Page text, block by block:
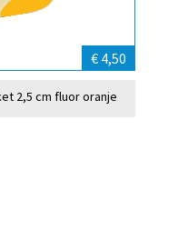
€ 4,50
2,5 cm fluor oranje